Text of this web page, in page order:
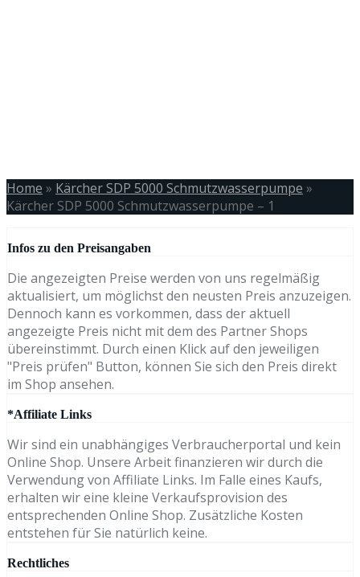
Home » Kärcher SDP 5000 Schmutzwasserpumpe »
Kärcher SDP 5000 Schmutzwasserpumpe – 1
Infos zu den Preisangaben
Die angezeigten Preise werden von uns regelmäßig
aktualisiert, um möglichst den neusten Preis anzuzeigen.
Dennoch kann es vorkommen, dass der aktuell
angezeigte Preis nicht mit dem des Partner Shops
übereinstimmt. Durch einen Klick auf den jeweiligen
"Preis prüfen" Button, können Sie sich den Preis direkt
im Shop ansehen.
*Affiliate Links
Wir sind ein unabhängiges Verbraucherportal und kein
Online Shop. Unsere Arbeit finanzieren wir durch die
Verwendung von Affiliate Links. Im Falle eines Kaufs,
erhalten wir eine kleine Verkaufsprovision des
entsprechenden Online Shop. Zusätzliche Kosten
entstehen für Sie natürlich keine.
Rechtliches